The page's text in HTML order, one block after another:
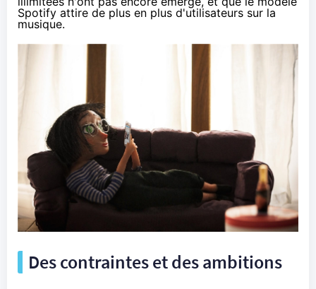
Spotify attire de plus en plus d'utilisateurs sur la
musique.
Des contraintes et des ambitions